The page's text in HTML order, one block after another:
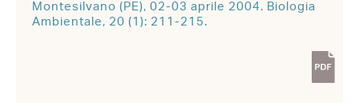
Montesilvano (PE), 02-03 aprile 2004. Biologia
Ambientale, 20 (1): 211-215.